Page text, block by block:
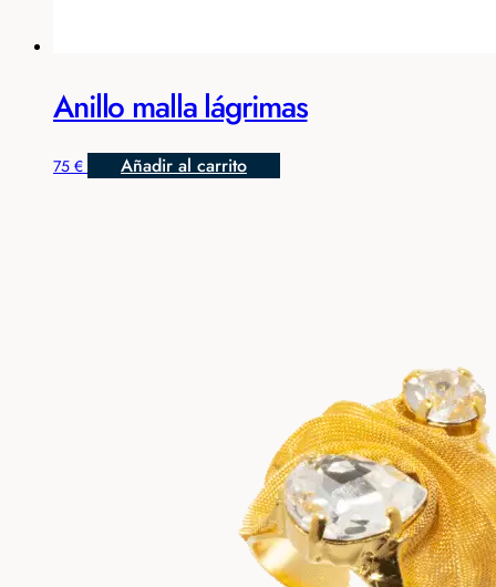
Anillo malla lágrimas
75 € Añadir al carrito